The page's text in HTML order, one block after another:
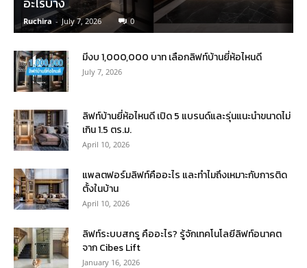
Ruchira - July 7, 2026 0
มีงบ 1,000,000 บาท เลือกลิฟท์บ้านยี่ห้อไหนดี
July 7, 2026
ลิฟท์บ้านยี่ห้อไหนดี เปิด 5 แบรนด์และรุ่นแนะนำขนาดไม่
เกิน 1.5 ตร.ม.
April 10, 2026
แพลตฟอร์มลิฟท์คืออะไร และทำไมถึงเหมาะกับการติด
ตั้งในบ้าน
April 10, 2026
ลิฟท์ระบบสกรู คืออะไร? รู้จักเทคโนโลยีลิฟท์อนาคต
จาก Cibes Lift
January 16, 2026